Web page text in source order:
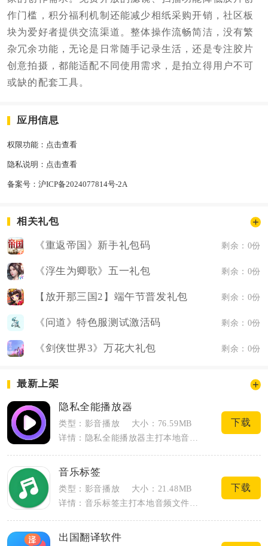
作门槛，积分福利机制还能减少相纸采购开销，社区板
块为爱好者提供交流渠道。整体操作流畅简洁，没有繁
杂冗余功能，无论是日常随手记录生活，还是专注胶片
创意拍摄，都能适配不同使用需求，是拍立得用户不可
或缺的配套工具。
应用信息
权限功能： 点击查看
隐私说明： 点击查看
备案号： 沪ICP备2024077814号-2A
相关礼包
《重返帝国》新手礼包码 剩余：0份
《浮生为卿歌》五一礼包 剩余：0份
【放开那三国2】端午节普发礼包 剩余：0份
《问道》特色服测试激活码 剩余：0份
《剑侠世界3》万花大礼包 剩余：0份
最新上架
隐私全能播放器
类型：影音播放
大小：76.59MB
详情：隐私全能播放器主打本地音视频播放以及私密文件保管，覆盖日常影音播放和个人媒体...
下载
音乐标签
类型：影音播放
大小：21.48MB
详情：音乐标签主打本地音频文件元数据整理，专门解决本地歌曲信息错乱、无封面、缺失歌...
下载
出国翻译软件